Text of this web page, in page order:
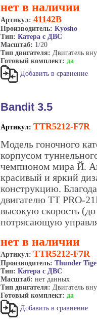
нет в наличии
Артикул: 41142B
Производитель: Kyosho
Тип: Катера с ДВС
Масштаб: 1/20
Тип двигателя: Двигатель
Готовый комплект: да
Добавить в сравнение
Bandit 3.5
Артикул: TTR5212-F7R
Модель гоночного
корпусом
чемпионом мира Й.
красивый и яркий
конструкцию.
двигателю TT PRO-
высокую скорость
потрясающую
нет в наличии
Артикул: TTR5212-F7R
Производитель: Thunder
Тип: Катера с ДВС
Масштаб: нет данных
Тип двигателя: Двигатель
Готовый комплект: да
Добавить в сравнение